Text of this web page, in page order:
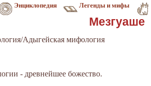
Энциклопедия Легенды и мифы
Мезгуаше
Адыгейская мифология
- древнейшее божество.